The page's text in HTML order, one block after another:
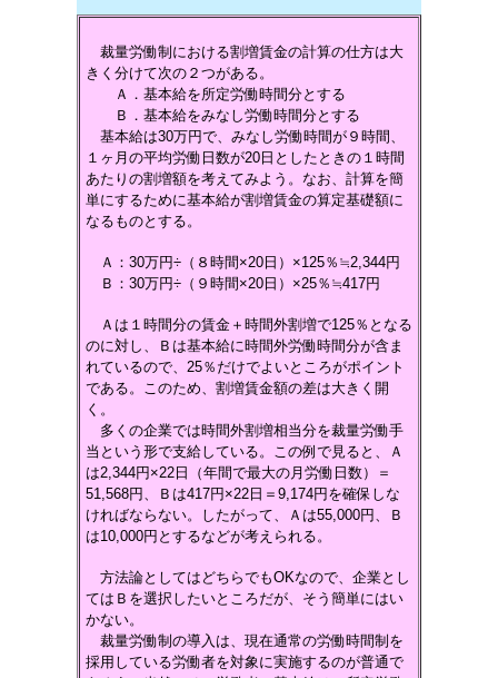
裁量労働制における割増賃金の計算の仕方は大
きく分けて次の２つがある。
Ａ．基本給を所定労働時間分とする
Ｂ．基本給をみなし労働時間分とする
基本給は30万円で、みなし労働時間が９時間、
１ヶ月の平均労働日数が20日としたときの１時間
あたりの割増額を考えてみよう。なお、計算を簡
単にするために基本給が割増賃金の算定基礎額に
なるものとする。
Ａ：30万円÷（８時間×20日）×125％≒2,344円
Ｂ：30万円÷（９時間×20日）×25％≒417円
Ａは１時間分の賃金＋時間外割増で125％となる
のに対し、Ｂは基本給に時間外労働時間分が含ま
れているので、25％だけでよいところがポイント
である。このため、割増賃金額の差は大きく開
く。
多くの企業では時間外割増相当分を裁量労働手
当という形で支給している。この例で見ると、Ａ
は2,344円×22日（年間で最大の月労働日数）＝
51,568円、Ｂは417円×22日＝9,174円を確保しな
ければならない。したがって、Ａは55,000円、Ｂ
は10,000円とするなどが考えられる。
方法論としてはどちらでもOKなので、企業とし
てはＢを選択したいところだが、そう簡単にはい
かない。
裁量労働制の導入は、現在通常の労働時間制を
採用している労働者を対象に実施するのが普通で